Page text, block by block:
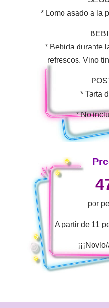
* Lomo asado a la
* Bebida durante
refrescos. Vino
* Tarta
* No
por
A partir de 11